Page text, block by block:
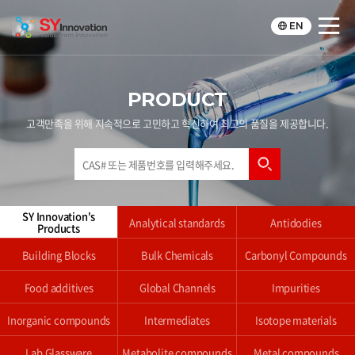
EN
PRODUCT
고객만족을 위해 지속적으로 고민하고 혁신하여 최고의 품질을 제공합니다.
SY Innovation's
Products Analytical standards Antidodies
Building Blocks Bulk Chemicals Carbonyl Compounds
Food additives Global Channels Impurities
Inorganic compounds Intermediates Isotope materials
Lab Glassware Metabolite compounds Metal compounds